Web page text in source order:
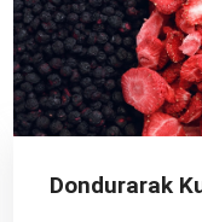
Dondurarak